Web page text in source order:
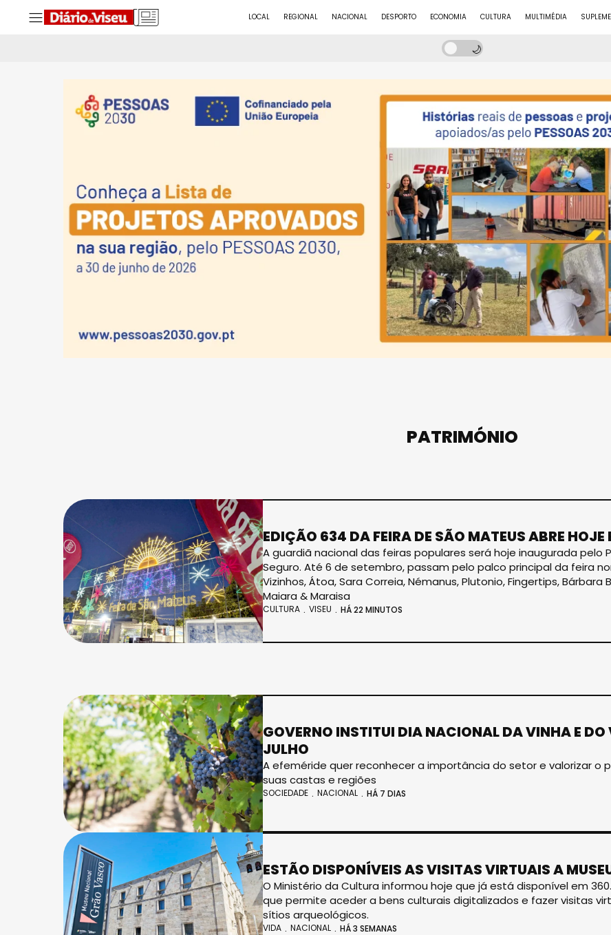
LOCAL REGIONAL NACIONAL DESPORTO ECONOMIA CULTURA MULTIMÉDIA
PATRIMÓNIO
EDIÇÃO 634 DA FEIRA DE SÃO MATEUS ABRE HOJE
A guardiã nacional das feiras populares será hoje inaugurada pelo
Seguro. Até 6 de setembro, passam pelo palco principal da feira
Vizinhos, Átoa, Sara Correia, Némanus, Plutonio, Fingertips, Bárbara
Maiara & Maraisa
CULTURA VISEU HÁ 22 MINUTOS
GOVERNO INSTITUI DIA NACIONAL DA VINHA E DO
JULHO
A efeméride quer reconhecer a importância do setor e valorizar o
suas castas e regiões
SOCIEDADE NACIONAL HÁ 7 DIAS
ESTÃO DISPONÍVEIS AS VISITAS VIRTUAIS A
O Ministério da Cultura informou hoje que já está disponível em
que permite aceder a bens culturais digitalizados e fazer visitas
sítios arqueológicos.
VIDA NACIONAL HÁ 3 SEMANAS